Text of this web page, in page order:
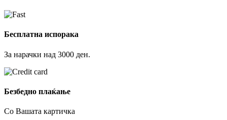
Бесплатна испорака
За нарачки над 3000 ден.
Безбедно плаќање
Со Вашата картичка